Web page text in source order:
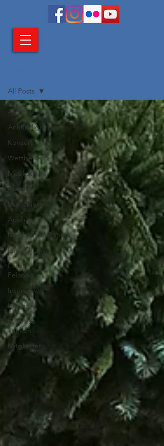
All Posts
Ankündigung
Konzert
Wettbewerb
Musikschule
Auftritt
Marschieren
Ausflug
Musikschule@home
Empfehlung
Luca
Pelanda
Interview
Heuriger
Essen &
Trinken
Mitglieder
All Posts